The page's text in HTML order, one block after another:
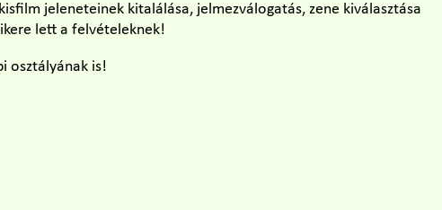
jeleneteinek kitalálása, jelmezválogatás, zene kiválasztása
lett a felvételeknek!
osztályának is!